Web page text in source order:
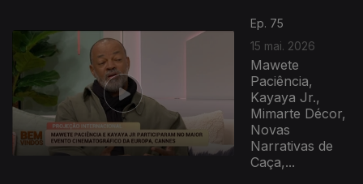
Ep. 75
15 mai. 2026
Mawete
Paciência,
Kayaya Jr.,
Mimarte Décor,
Novas
Narrativas de
Caça,...